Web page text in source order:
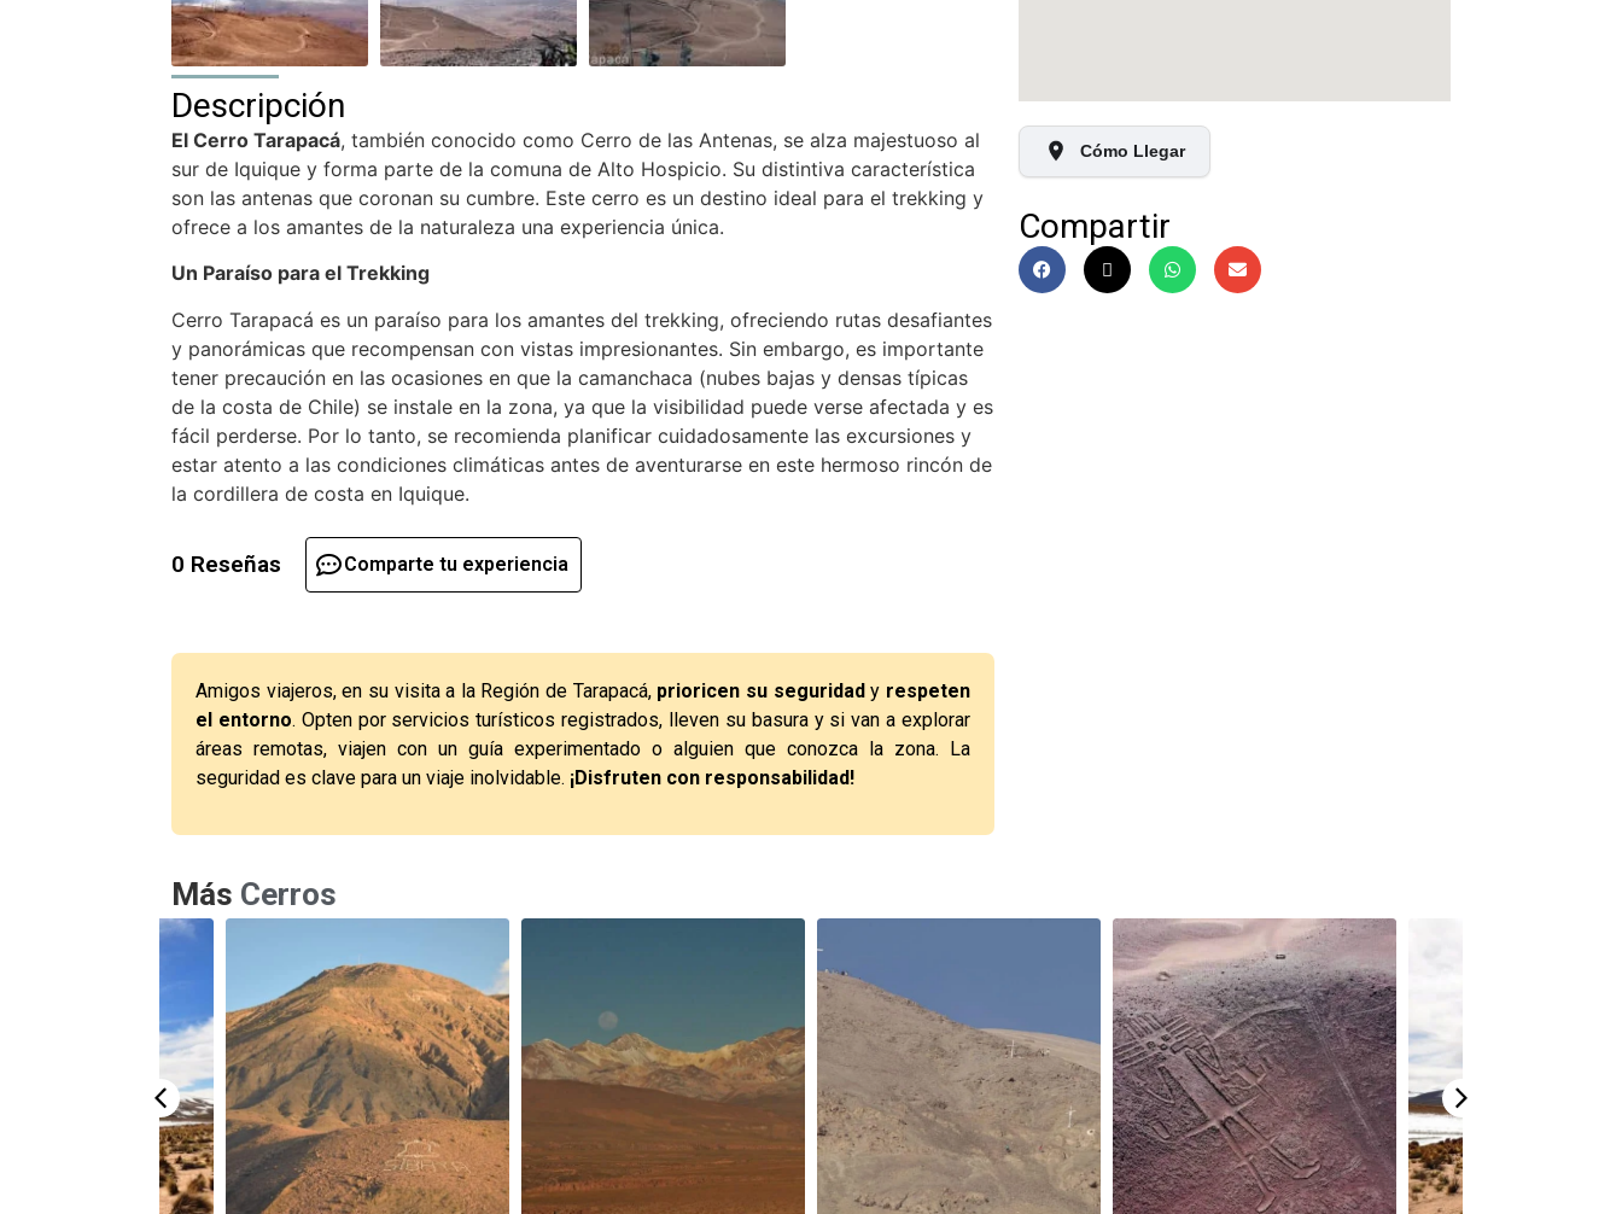
Descripción
El Cerro Tarapacá, también conocido como Cerro de las Antenas, se alza majestuoso al
sur de Iquique y forma parte de la comuna de Alto Hospicio. Su distintiva característica
son las antenas que coronan su cumbre. Este cerro es un destino ideal para el trekking y
ofrece a los amantes de la naturaleza una experiencia única.
Un Paraíso para el Trekking
Cerro Tarapacá es un paraíso para los amantes del trekking, ofreciendo rutas desafiantes
y panorámicas que recompensan con vistas impresionantes. Sin embargo, es importante
tener precaución en las ocasiones en que la camanchaca (nubes bajas y densas típicas
de la costa de Chile) se instale en la zona, ya que la visibilidad puede verse afectada y es
fácil perderse. Por lo tanto, se recomienda planificar cuidadosamente las excursiones y
estar atento a las condiciones climáticas antes de aventurarse en este hermoso rincón de
la cordillera de costa en Iquique.
0 Reseñas Comparte tu experiencia
Amigos viajeros, en su visita a la Región de Tarapacá, prioricen su seguridad y respeten
el entorno. Opten por servicios turísticos registrados, lleven su basura y si van a explorar
áreas remotas, viajen con un guía experimentado o alguien que conozca la zona. La
seguridad es clave para un viaje inolvidable. ¡Disfruten con responsabilidad!
Cómo Llegar
Compartir
Más Cerros